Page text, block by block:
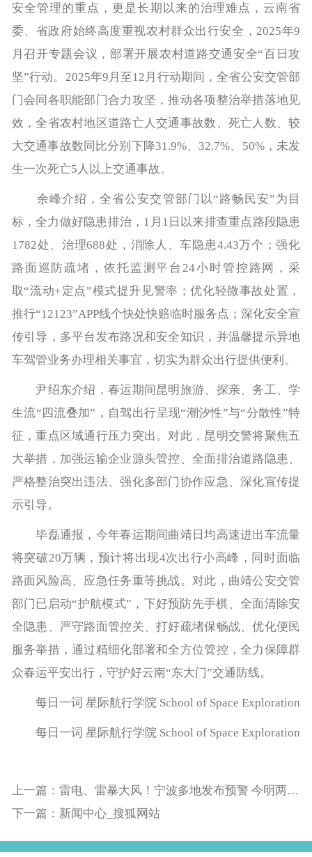
安全管理的重点，更是长期以来的治理难点，云南省
委、省政府始终高度重视农村群众出行安全，2025年9
月召开专题会议，部署开展农村道路交通安全“百日攻
坚”行动。2025年9月至12月行动期间，全省公安交管部
门会同各职能部门合力攻坚，推动各项整治举措落地见
效，全省农村地区道路亡人交通事故数、死亡人数、较
大交通事故数同比分别下降31.9%、32.7%、50%，未发
生一次死亡5人以上交通事故。
余峰介绍，全省公安交管部门以“路畅民安”为目
标，全力做好隐患排治，1月1日以来排查重点路段隐患
1782处、治理688处，消除人、车隐患4.43万个；强化
路面巡防疏堵，依托监测平台24小时管控路网，采
取“流动+定点”模式提升见警率；优化轻微事故处置，
推行“12123”APP线个快处快赔临时服务点；深化安全宣
传引导，多平台发布路况和安全知识，并温馨提示异地
车驾管业务办理相关事宜，切实为群众出行提供便利。
尹绍东介绍，春运期间昆明旅游、探亲、务工、学
生流“四流叠加”，自驾出行呈现“潮汐性”与“分散性”特
征，重点区域通行压力突出。对此，昆明交警将聚焦五
大举措，加强运输企业源头管控、全面排治道路隐患、
严格整治突出违法、强化多部门协作应急、深化宣传提
示引导。
毕磊通报，今年春运期间曲靖日均高速进出车流量
将突破20万辆，预计将出现4次出行小高峰，同时面临
路面风险高、应急任务重等挑战。对此，曲靖公安交管
部门已启动“护航模式”，下好预防先手棋、全面清除安
全隐患、严守路面管控关、打好疏堵保畅战、优化便民
服务举措，通过精细化部署和全方位管控，全力保障群
众春运平安出行，守护好云南“东大门”交通防线。
每日一词 星际航行学院 School of Space Exploration
每日一词 星际航行学院 School of Space Exploration
上一篇：雷电、雷暴大风！宁波多地发布预警 今明两天还有大暴雨
下一篇：新闻中心_搜狐网站